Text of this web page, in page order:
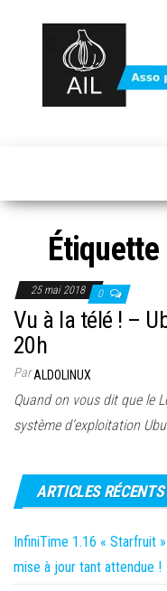
Étiquette
25 mai 2018 0
Vu à la télé ! –
20h
ParALDOLINUX
Quand on vous dit que le
système d’exploitation
ARTICLES RÉCENTS
InfiniTime 1.16 « Starfruit
mise à jour tant attendue !